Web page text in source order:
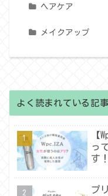
ヘアケア
メイクアップ
よく読まれている記事
【
っ
す！
プ